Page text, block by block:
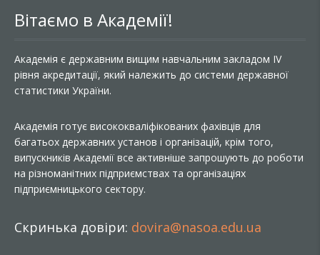
Вітаємо в Академії!
Академія є державним вищим навчальним закладом IV
рівня акредитації, який належить до системи державної
статистики України.
Академія готує висококваліфікованих фахівців для
багатьох державних установ і організацій, крім того,
випускників Академії все активніше запрошують до роботи
на різноманітних підприємствах та організаціях
підприємницького сектору.
Скринька довіри: dovira@nasoa.edu.ua